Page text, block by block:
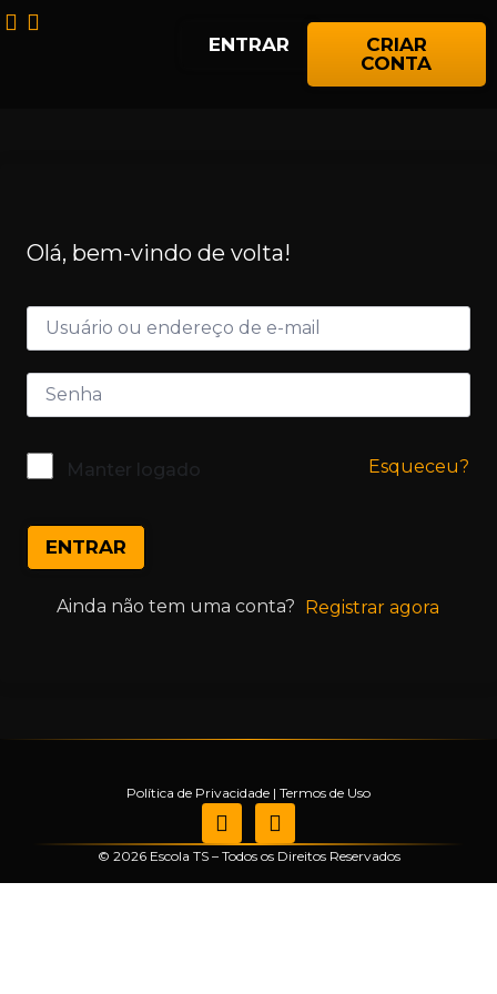
ENTRAR
CRIAR
CONTA
Olá, bem-vindo de volta!
Manter logado Esqueceu?
ENTRAR
Ainda não tem uma conta? Registrar agora
Política de Privacidade | Termos de Uso
© 2026 Escola TS – Todos os Direitos Reservados